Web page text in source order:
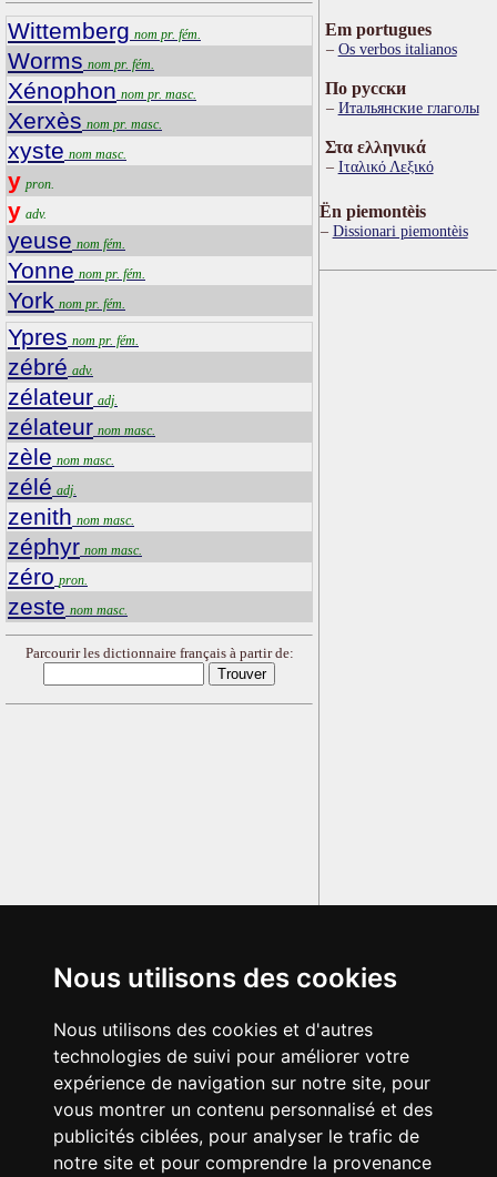
Nous utilisons des cookies
Nous utilisons des cookies et d'autres
technologies de suivi pour améliorer votre
expérience de navigation sur notre site, pour
vous montrer un contenu personnalisé et des
publicités ciblées, pour analyser le trafic de
notre site et pour comprendre la provenance
Wittemberg nom pr. fém.
Worms nom pr. fém.
Xénophon nom pr. masc.
Xerxès nom pr. masc.
xyste nom masc.
y pron.
y adv.
yeuse nom fém.
Yonne nom pr. fém.
York nom pr. fém.
Ypres nom pr. fém.
zébré adv.
zélateur adj.
zélateur nom masc.
zèle nom masc.
zélé adj.
zenith nom masc.
zéphyr nom masc.
zéro pron.
zeste nom masc.
Parcourir les dictionnaire français à partir de:
Em portugues
Os verbos italianos
По русски
Итальянские глаголы
Στα ελληνικά
Ιταλικό Λεξικό
Ën piemontèis
Dissionari piemontèis